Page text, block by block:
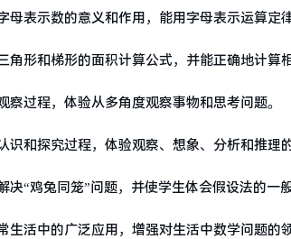
母表示数的意义和作用，能用字母表示运算定
角形和梯形的面积计算公式，并能正确地计算
察过程，体验从多角度观察事物和思考问题。
识和探究过程，体验观察、想象、分析和推理
决“鸡兔同笼”问题，并使学生体会假设法的一
生活中的广泛应用，增强对生活中数学问题的